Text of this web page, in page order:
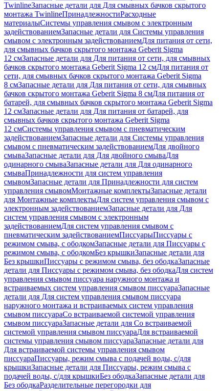
TwinlineЗапасные детали для Для смывных бачков скрытого
монтажа TwinlineПринадлежностиРасходные
материалыСистемы управления смывом с электронным
задействованиемЗапасные детали для Системы управления
смывом с электронным задействованиемДля питания от сети,
для смывных бачков скрытого монтажа Geberit Sigma
12 смЗапасные детали для Для питания от сети, для смывных
бачков скрытого монтажа Geberit Sigma 12 смДля питания от
сети, для смывных бачков скрытого монтажа Geberit Sigma
8 смЗапасные детали для Для питания от сети, для смывных
бачков скрытого монтажа Geberit Sigma 8 смДля питания от
батарей, для смывных бачков скрытого монтажа Geberit Sigma
12 смЗапасные детали для Для питания от батарей, для
смывных бачков скрытого монтажа Geberit Sigma
12 смСистемы управления смывом с пневматическим
задействованиемЗапасные детали для Системы управления
смывом с пневматическим задействованиемДля двойного
смываЗапасные детали для Для двойного смываДля
одинарного смываЗапасные детали для Для одинарного
смываПринадлежности для систем управления
смывомЗапасные детали для Принадлежности для систем
управления смывомМонтажные комплектыЗапасные детали
для Монтажные комплектыДля систем управления смывом с
электронным задействованиемЗапасные детали для Для
систем управления смывом с электронным
задействованиемДля систем управления смывом с
пневматическим задействованиемПиссуарыПиссуары с
режимом смыва, с ободкомЗапасные детали для Писсуары с
режимом смыва, с ободкомБез крышкиЗапасные детали для
Без крышкиПиссуары с режимом смыва, без ободкаЗапасные
детали для Писсуары с режимом смыва, без ободкаДля систем
управления смывом писсуара наружного монтажа и
встраиваемых систем управления смывом писсуараЗапасные
детали для Для систем управления смывом писсуара
наружного монтажа и встраиваемых систем управления
смывом писсуараСо встраиваемой системой управления
смывом писсуараЗапасные детали для Со встраиваемой
системой управления смывом писсуараДля встраиваемой
системы управления смывом писсуараЗапасные детали для
Для встраиваемой системы управления смывом
писсуараПиссуары, режим смыва с подачей воды, с/для
крышкиЗапасные детали для Писсуары, режим смыва с
подачей воды, с/для крышкиБез ободкаЗапасные детали для
Без ободкаРазделительные перегородки для